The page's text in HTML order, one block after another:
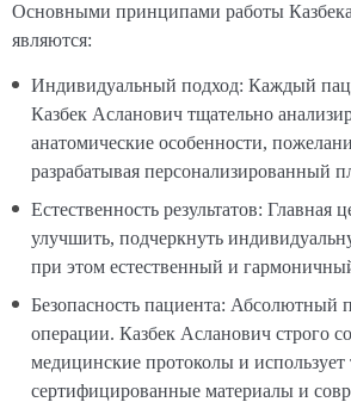
Основными принципами работы
являются:
Индивидуальный подход: Каждый
Казбек Асланович тщательно
анатомические особенности,
разрабатывая персонализированный
Естественность результатов: Главная
улучшить, подчеркнуть
при этом естественный и
Безопасность пациента: Абсолютный
операции. Казбек Асланович строго
медицинские протоколы и использует
сертифицированные материалы и